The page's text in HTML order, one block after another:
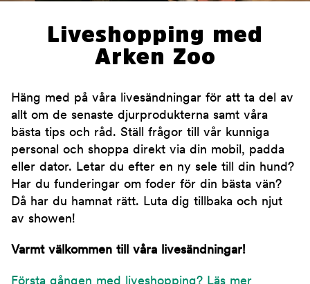
Liveshopping med
Arken Zoo
Häng med på våra livesändningar för att ta del av
allt om de senaste djurprodukterna samt våra
bästa tips och råd. Ställ frågor till vår kunniga
personal och shoppa direkt via din mobil, padda
eller dator. Letar du efter en ny sele till din hund?
Har du funderingar om foder för din bästa vän?
Då har du hamnat rätt. Luta dig tillbaka och njut
av showen!
Varmt välkommen till våra livesändningar!